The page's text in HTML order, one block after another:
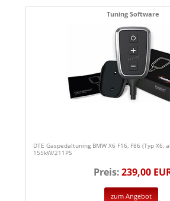
Tuning Software
DTE Gaspedaltuning BMW X6 F16, F86 (Typ X6,
155kW/211PS
Preis:239,00
zum Angebot